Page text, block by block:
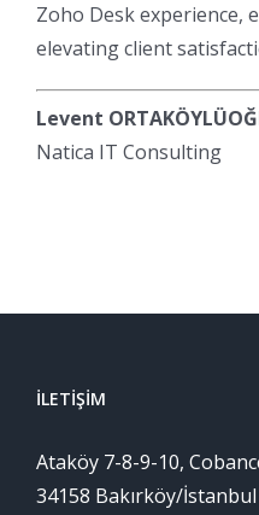
Zoho Desk experience,
elevating client
Levent
Natica IT Consulting
İLETIŞIM
Ataköy 7-8-9-10,
34158 Bakırköy/İstanbul